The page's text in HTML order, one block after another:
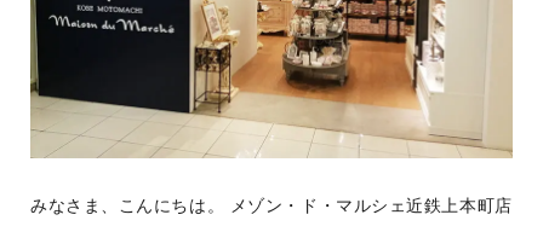
みなさま、こんにちは。 メゾン・ド・マルシェ近鉄上本町店